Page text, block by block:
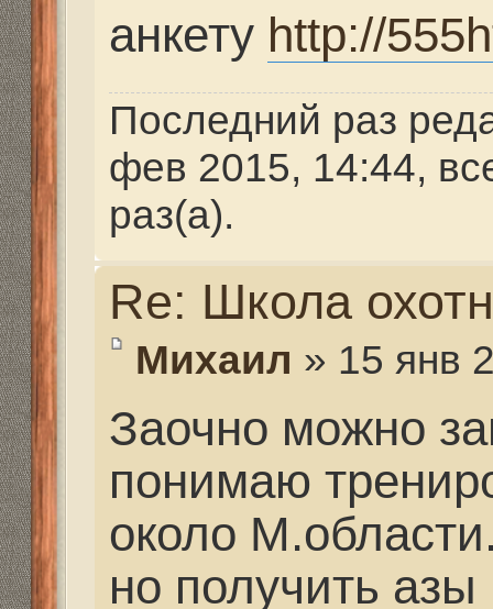
но получить азы
хочется.
Re: Школа охотника
Mikhalich
Где будем
определимся.
Re: Школа охотника
geeli854.@» 24 янв